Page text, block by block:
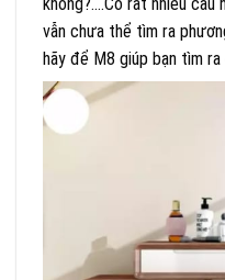
vẫn chưa thể tìm ra
hãy để M8 giúp bạn tìm